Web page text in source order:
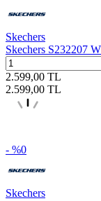
Skechers
Skechers S232207
2.599,00 TL
2.599,00 TL
- %0
Skechers